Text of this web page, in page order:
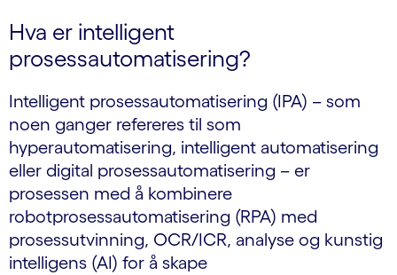
Hva er intelligent
prosessautomatisering?
Intelligent prosessautomatisering (IPA) – som
noen ganger refereres til som
hyperautomatisering, intelligent automatisering
eller digital prosessautomatisering – er
prosessen med å kombinere
robotprosessautomatisering (RPA) med
prosessutvinning, OCR/ICR, analyse og kunstig
intelligens (AI) for å skape